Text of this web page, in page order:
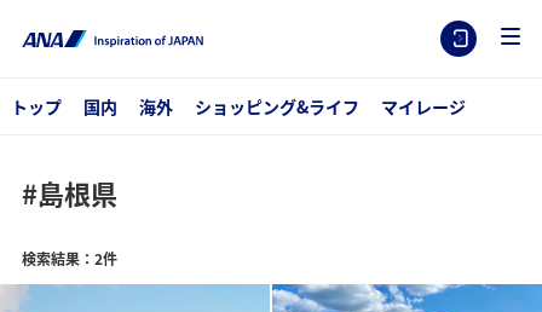
トップ 国内 海外 ショッピング&ライフ マイレージ
#島根県
検索結果：2件